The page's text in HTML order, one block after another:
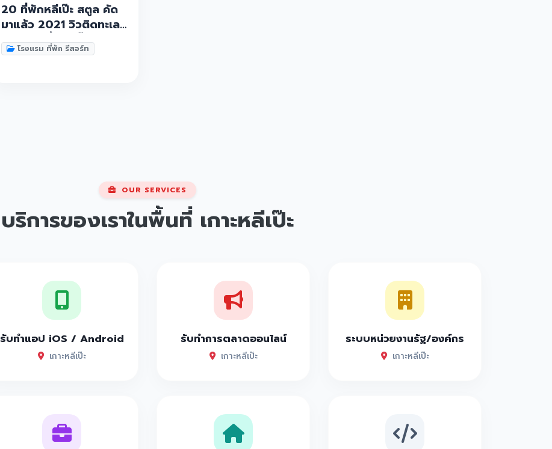
20 ที่พักหลีเป๊ะ สตูล คัด
มาแล้ว 2021 วิวติดทะเล
หาดสวย น้ำใสกรี๊งง ราคา
ไม่แรงต้องห้ามพลาด
โรงแรม ที่พัก รีสอร์ท
OUR SERVICES
บริการของเราในพื้นที่ เกาะหลีเป๊ะ
รับทำแอป iOS / Android
เกาะหลีเป๊ะ
รับทำการตลาดออนไลน์
เกาะหลีเป๊ะ
ระบบหน่วยงานรัฐ/องค์กร
เกาะหลีเป๊ะ